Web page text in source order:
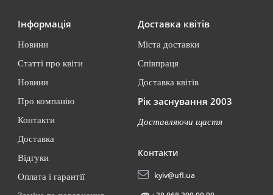
Інформація
Новини
Статті про квіти
Новини
Про компанію
Контакти
Доставка
Відгуки
Оплата і гарантії
Доставка квітів
Міста доставки
Співпраця
Доставка квітів
Рік заснування 2003
Доставляючи щастя
Контакти
kyiv@ufl.ua